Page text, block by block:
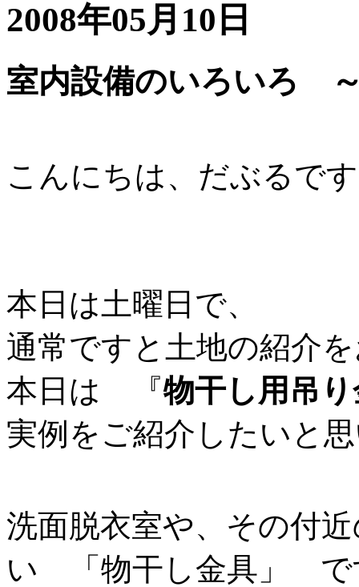
2008年05月10日
室内設備のいろいろ
こんにちは、だぶるで
本日は土曜日で、
通常ですと土地の紹介
本日は 『物干し用吊
実例をご紹介したいと
洗面脱衣室や、その付
い 「物干し金具」 で